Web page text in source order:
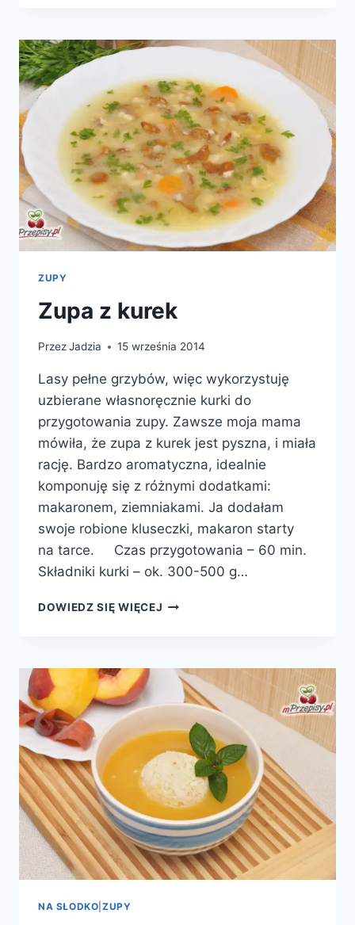
ZUPY
Zupa z kurek
PrzezJadzia 15 września 2014
Lasy pełne grzybów, więc wykorzystuję
uzbierane własnoręcznie kurki do
przygotowania zupy. Zawsze moja mama
mówiła, że zupa z kurek jest pyszna, i miała
rację. Bardzo aromatyczna, idealnie
komponuję się z różnymi dodatkami:
makaronem, ziemniakami. Ja dodałam
swoje robione kluseczki, makaron starty
na tarce. Czas przygotowania – 60 min.
Składniki kurki – ok. 300-500 g…
DOWIEDZ SIĘ WIĘCEJ ZUPA
NA SŁODKO ZUPY